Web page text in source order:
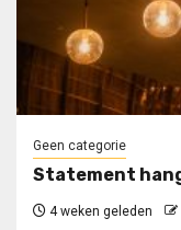
Geen categorie
Statement
4 weken geleden